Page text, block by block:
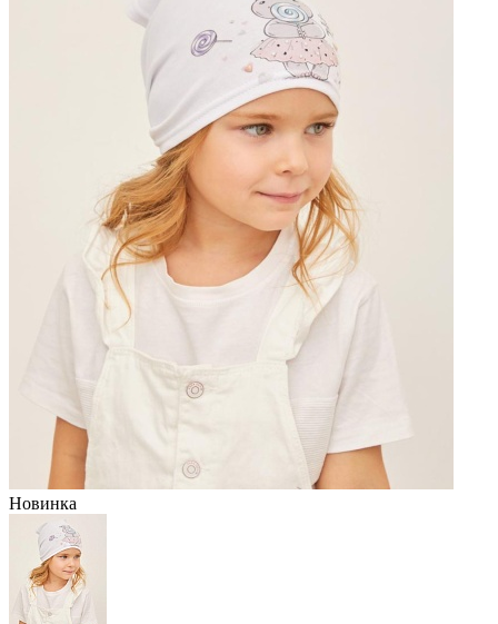
Новинка